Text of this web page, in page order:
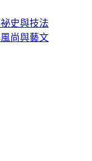
史與技法
尚與藝文